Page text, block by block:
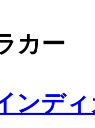
カー
ンデ